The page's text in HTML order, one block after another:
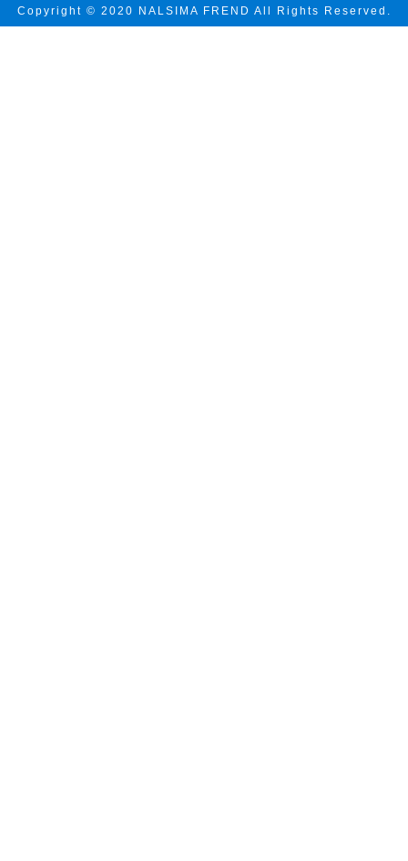
Copyright © 2020 NALSIMA FREND All Rights Reserved.